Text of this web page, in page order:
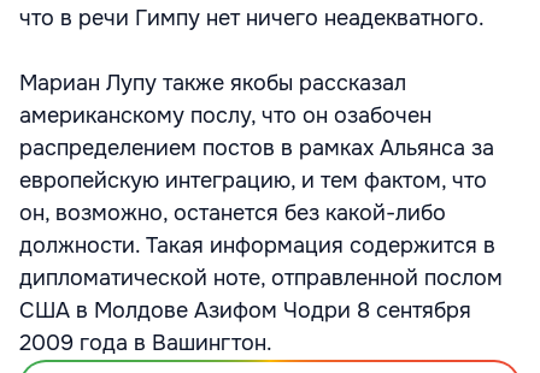
что в речи Гимпу нет ничего неадекватного.
Мариан Лупу также якобы рассказал
американскому послу, что он озабочен
распределением постов в рамках Альянса за
европейскую интеграцию, и тем фактом, что
он, возможно, останется без какой-либо
должности. Такая информация содержится в
дипломатической ноте, отправленной послом
США в Молдове Азифом Чодри 8 сентября
2009 года в Вашингтон.